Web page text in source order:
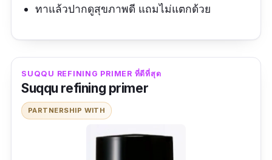
ทาแล้วปากดูสุขภาพดี แถมไม่แตกด้วย
SUQQU REFINING PRIMER ที่ดีที่สุด
Suqqu refining primer
PARTNERSHIP WITH